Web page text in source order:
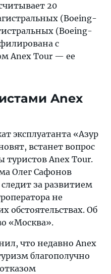
20
(Boeing-
(Boeing-
с
Anex Tour — ее
Anex
эксплуатанта «Азур
встанет вопрос
туристов Anex Tour.
Олег Сафонов
за развитием
не
обстоятельствах. Об
«Москва».
что недавно Anex
благополучно